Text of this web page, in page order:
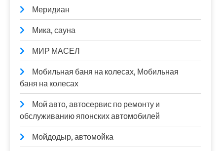
Меридиан
Мика, сауна
МИР МАСЕЛ
Мобильная баня на колесах, Мобильная
баня на колесах
Мой авто, автосервис по ремонту и
обслуживанию японских автомобилей
Мойдодыр, автомойка